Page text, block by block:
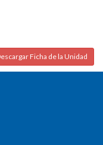
Ficha de la Unidad